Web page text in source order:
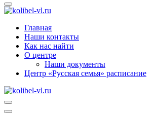
kolibel-vl.ru
Центр защиты семьи, материнства и детства
Главная
Наши контакты
Как нас найти
О центре
Наши документы
Центр «Русская семья» расписание